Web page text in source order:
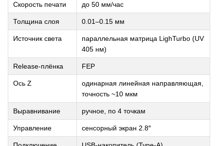
Скорость печати до 50 мм/час
Толщина слоя 0.01–0.15 мм
Источник света
параллельная матрица LighTurbo (UV
405 нм)
Release-плёнка FEP
Ось Z
одинарная линейная направляющая,
точность ~10 мкм
Выравнивание ручное, по 4 точкам
Управление сенсорный экран 2.8″